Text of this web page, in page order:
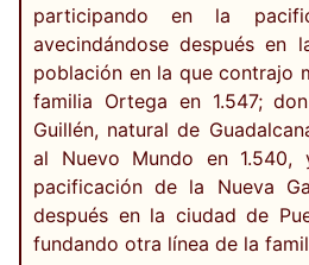
participando en la
avecindándose después en
población en la que contrajo
familia Ortega en 1.547;
Guillén, natural de
al Nuevo Mundo en
pacificación de la Nueva
después en la ciudad de
fundando otra línea de la